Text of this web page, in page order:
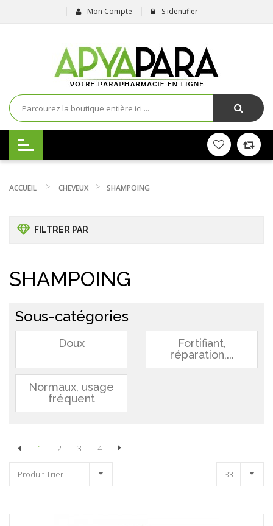
S'identifier
Mon Compte
ACCUEIL CHEVEUX SHAMPOING
FILTRER PAR
SHAMPOING
Sous-catégories
Doux
Fortifiant,
réparation,...
Normaux, usage
fréquent
1 2 3 4
Produit Trier 33